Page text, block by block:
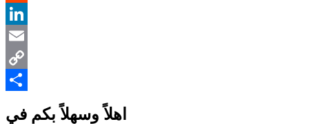
Reddit
LinkedIn
Email
Copy
اهلاً وسهلاً بكم في